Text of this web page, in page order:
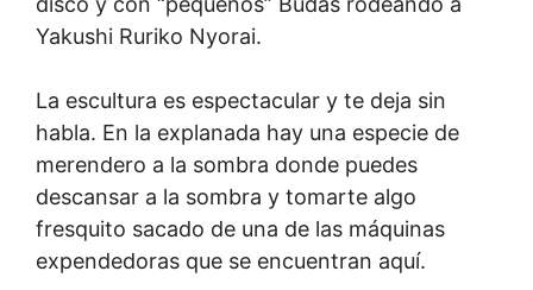
Yakushi Ruriko Nyorai.
La escultura es espectacular y te deja sin
habla. En la explanada hay una especie de
merendero a la sombra donde puedes
descansar a la sombra y tomarte algo
fresquito sacado de una de las máquinas
expendedoras que se encuentran aquí.